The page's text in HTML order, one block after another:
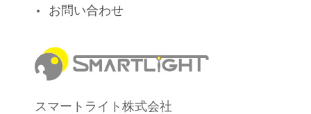
お問い合わせ
スマートライト株式会社